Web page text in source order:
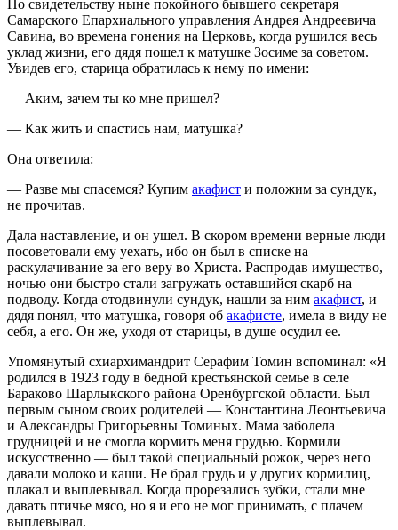
По свидетельству ныне покойного бывшего секретаря
Самарского Епархиального управления Андрея Андреевича
Савина, во времена гонения на Церковь, когда рушился весь
уклад жизни, его дядя пошел к матушке Зосиме за советом.
Увидев его, старица обратилась к нему по имени:
— Аким, зачем ты ко мне пришел?
— Как жить и спастись нам, матушка?
Она ответила:
— Разве мы спасемся? Купим акафист и положим за сундук,
не прочитав.
Дала наставление, и он ушел. В скором времени верные люди
посоветовали ему уехать, ибо он был в списке на
раскулачивание за его веру во Христа. Распродав имущество,
ночью они быстро стали загружать оставшийся скарб на
подводу. Когда отодвинули сундук, нашли за ним акафист, и
дядя понял, что матушка, говоря об акафисте, имела в виду не
себя, а его. Он же, уходя от старицы, в душе осудил ее.
Упомянутый схиархимандрит Серафим Томин вспоминал: «Я
родился в 1923 году в бедной крестьянской семье в селе
Бараково Шарлыкского района Оренбургской области. Был
первым сыном своих родителей — Константина Леонтьевича
и Александры Григорьевны Томиных. Мама заболела
грудницей и не смогла кормить меня грудью. Кормили
искусственно — был такой специальный рожок, через него
давали молоко и каши. Не брал грудь и у других кормилиц,
плакал и выплевывал. Когда прорезались зубки, стали мне
давать птичье мясо, но я и его не мог принимать, с плачем
выплевывал.